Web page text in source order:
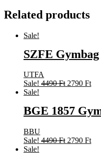
quantity
Related products
Sale!
SZFE Gymbag
UTFA
Sale! 4490Ft Original
4490 Ft.
2790 Ft
Sale!
BGE 1857
BBU
Sale! 4490Ft Original
2790 Ft
Sale!